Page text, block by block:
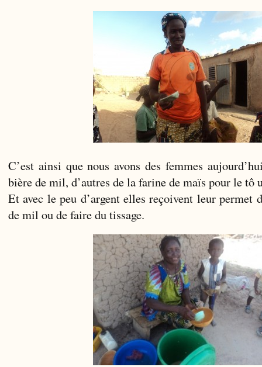
C’est ainsi que nous avons des femmes
bière de mil, d’autres de la farine de maïs pour le tô
Et avec le peu d’argent elles reçoivent leur permet
de mil ou de faire du tissage.